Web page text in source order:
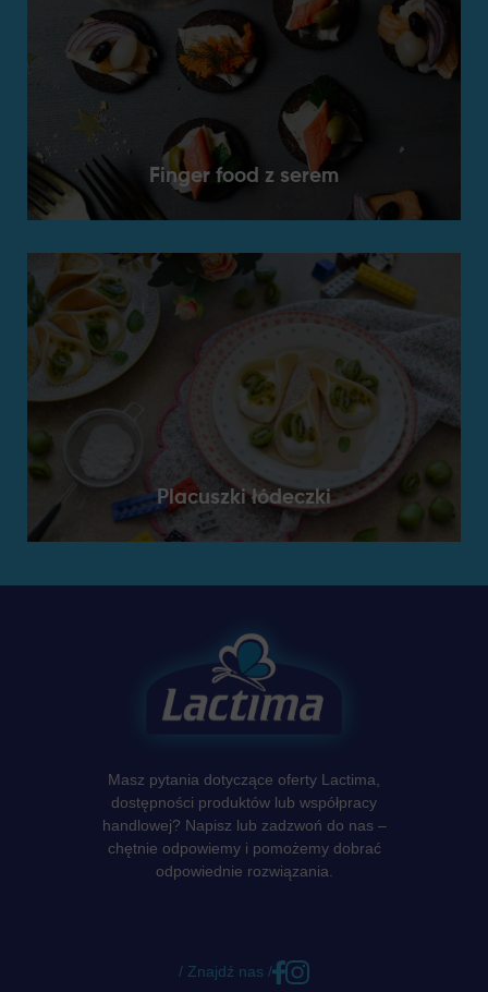
Finger food z serem
Placuszki łódeczki
Masz pytania dotyczące oferty Lactima,
dostępności produktów lub współpracy
handlowej? Napisz lub zadzwoń do nas –
chętnie odpowiemy i pomożemy dobrać
odpowiednie rozwiązania.
/ Znajdź nas /